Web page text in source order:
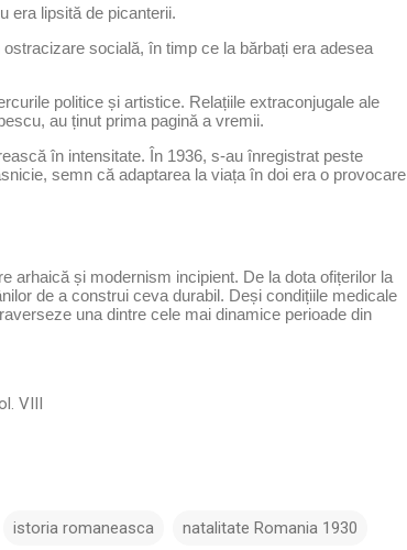
era lipsită de picanterii.
socială, în timp ce la bărbați era adesea
politice și artistice. Relațiile extraconjugale ale
au ținut prima pagină a vremii.
în intensitate. În 1936, s-au înregistrat peste
semn că adaptarea la viața în doi era o provocare
arhaică și modernism incipient. De la dota ofițerilor la
de a construi ceva durabil. Deși condițiile medicale
una dintre cele mai dinamice perioade din
VIII
istoria romaneasca natalitate Romania 1930